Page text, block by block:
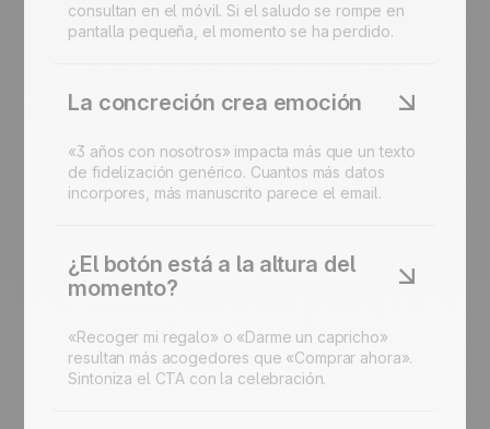
consultan en el móvil. Si el saludo se rompe en
pantalla pequeña, el momento se ha perdido.
La concreción crea emoción
«3 años con nosotros» impacta más que un texto
de fidelización genérico. Cuantos más datos
incorpores, más manuscrito parece el email.
¿El botón está a la altura del
momento?
«Recoger mi regalo» o «Darme un capricho»
resultan más acogedores que «Comprar ahora».
Sintoniza el CTA con la celebración.